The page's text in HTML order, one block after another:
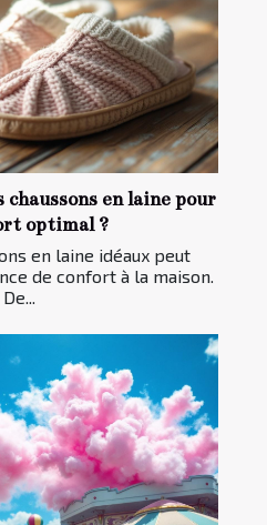
en laine pour
optimal ?
en laine idéaux peut
de confort à la maison.
De...